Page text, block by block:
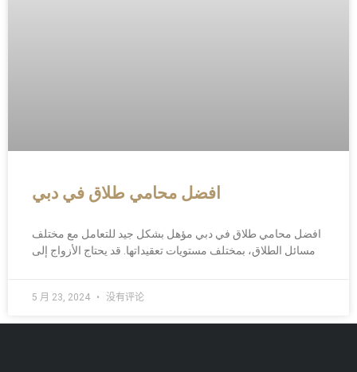
افضل محامي طلاق في دبي
افضل محامي طلاق في دبي مؤهل بشكل جيد للتعامل مع مختلف
مسائل الطلاق، بمختلف مستويات تعقيداتها. قد يحتاج الأزواج إلى
5 月 23, 2024 没有评论